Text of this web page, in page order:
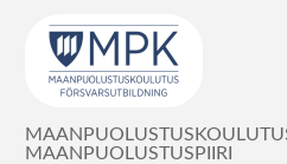
MAANPUOLUSTUSPIIRI